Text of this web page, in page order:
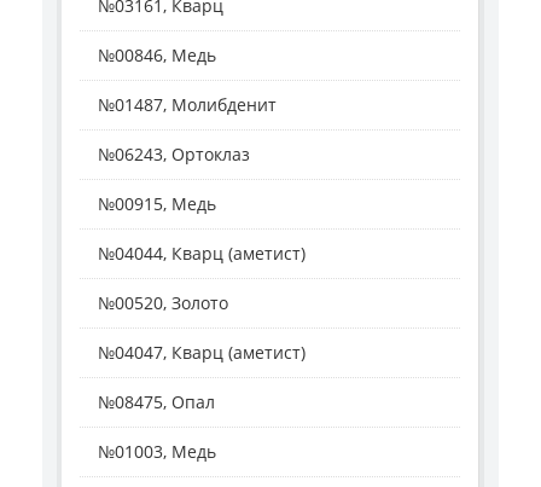
№03161, Кварц
№00846, Медь
№01487, Молибденит
№06243, Ортоклаз
№00915, Медь
№04044, Кварц (аметист)
№00520, Золото
№04047, Кварц (аметист)
№08475, Опал
№01003, Медь